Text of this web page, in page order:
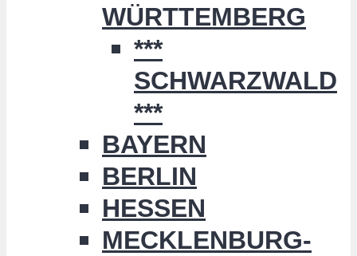
WÜRTTEMBERG
***
SCHWARZWALD
***
BAYERN
BERLIN
HESSEN
MECKLENBURG-